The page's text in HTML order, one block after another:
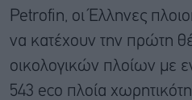
Petrofin, οι Έλληνες
να κατέχουν την πρώτη
οικολογικών πλοίων με
543 eco πλοία